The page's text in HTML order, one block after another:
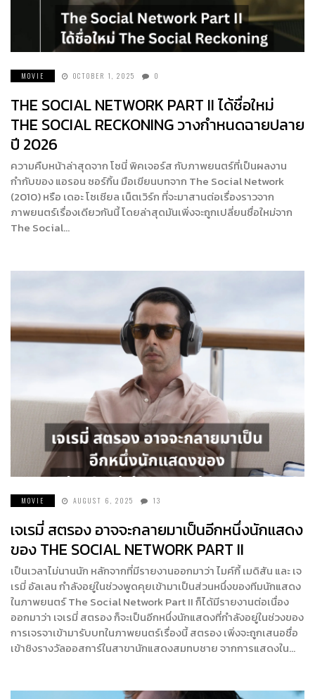
MOVIE OCTOBER 1, 2025 0
THE SOCIAL NETWORK PART II ได้ชื่อใหม่
THE SOCIAL RECKONING วางกำหนดฉายปลาย
ปี 2026
ความคืบหน้าล่าสุดจาก โซนี่ พิคเจอร์ส กับภาพยนตร์ที่เป็นผลงาน
กำกับของ แอรอน ซอร์กิ้น มือเขียนบทจาก The Social Network
(2010) หรือ เดอะ โซเชียล เน็ตเวิร์ก ที่จะมาสานต่อเรื่องราวจาก
ภาพยนตร์เรื่องเดียวกันนี้ โดยล่าสุดมันเพิ่งจะถูกเปลี่ยนชื่อใหม่จาก
The Social…
MOVIE AUGUST 6, 2025 13
เจเรมี่ สตรอง อาจจะกลายมาเป็นอีกหนึ่งนักแสดง
ของ THE SOCIAL NETWORK PART II
เป็นเวลาไม่นานนัก หลักจากที่มีรายงานออกมาว่า ไมค์กี้ เมดิสัน และ เจ
เรมี่ อัลเลน กำลังอยู่ในช่วงพูดคุยเข้ามาเป็นส่วนหนึ่งของทีมนักแสดง
ในภาพยนตร์ The Social Network Part II ก็ได้มีรายงานต่อเนื่อง
ออกมาว่า เจเรมี่ สตรอง ก็จะเป็นอีกหนึ่งนักแสดงที่กำลังอยู่ในช่วงของ
การเจรจาเข้ามารับบทในภาพยนตร์เรื่องนี้ สตรอง เพิ่งจะถูกเสนอชื่อ
เข้าชิงรางวัลออสการ์ในสาขานักแสดงสมทบชาย จากการแสดงใน…